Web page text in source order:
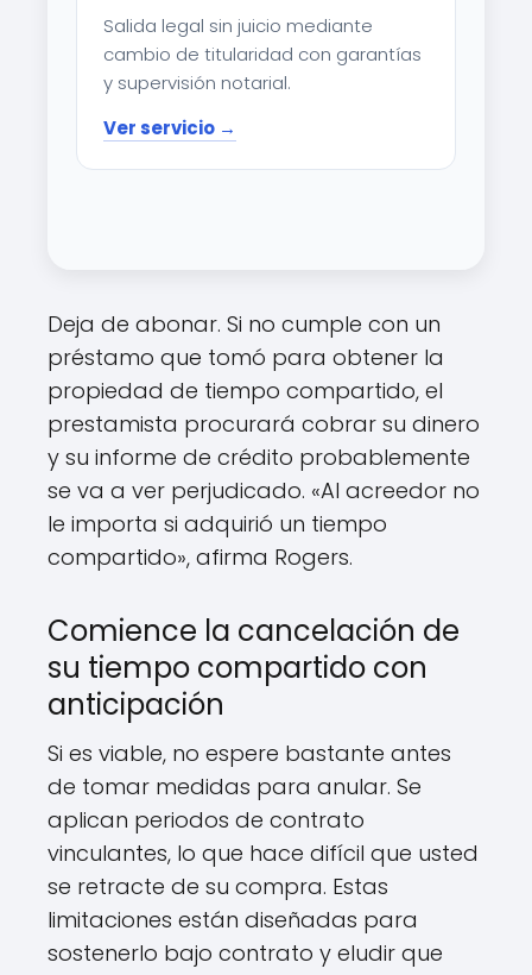
Salida legal sin juicio mediante
cambio de titularidad con garantías
y supervisión notarial.
Ver servicio →
Deja de abonar. Si no cumple con un
préstamo que tomó para obtener la
propiedad de tiempo compartido, el
prestamista procurará cobrar su dinero
y su informe de crédito probablemente
se va a ver perjudicado. «Al acreedor no
le importa si adquirió un tiempo
compartido», afirma Rogers.
Comience la cancelación de
su tiempo compartido con
anticipación
Si es viable, no espere bastante antes
de tomar medidas para anular. Se
aplican periodos de contrato
vinculantes, lo que hace difícil que usted
se retracte de su compra. Estas
limitaciones están diseñadas para
sostenerlo bajo contrato y eludir que